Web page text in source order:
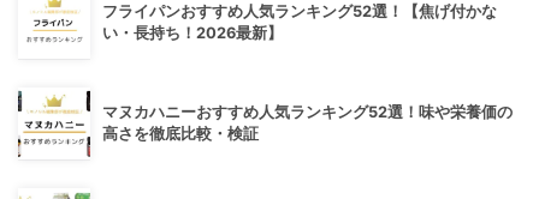
フライパンおすすめ人気ランキング52選！【焦げ付かな
い・長持ち！2026最新】
マヌカハニーおすすめ人気ランキング52選！味や栄養価の
高さを徹底比較・検証